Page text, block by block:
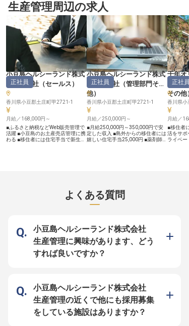
用、製造販売許可に関する書類管
理、品質や安全性に関する基準作成
まで、幅広い業務を通じてお客様の
笑顔を支えます。 委託製造メーカ
ーとの折衝や原料仕入れ先の品質管
理など、多岐にわたる業務であなた
の専門知識と経験を存分に発揮して
ください。 お客様への「おもてな
しの心」を品質という形で表現でき
る、やりがいのあるポジションで
す。 ーー【専門性を高め、キャリ
アを築く環境】 化粧品総括製造販
売責任者として、品質管理のプロフ
ェッショナルを目指せる環境です。
薬事申請関連書類の作成や各種届
出、行政への申請手続きなど、薬事
に関する業務も担当していただきま
す。 商品の成分表示やラベル、広
告・販促物の表示チェックを通じ
て、お客様に正確な情報をお届けす
る責任感と専門性が求められます。
社内教育にも携わり、チーム全体の
品質意識向上にも貢献できます。
体験をお届けしたいと願っていま
す。 栽培技術を磨きながら、自然
の恵みに感謝し、心を込めて働く喜
びを感じていただけるでしょう。地
域に根ざした温かい環境で、あなた
らしい働き方を見つけてください。
ーー【安定した環境で、あなたのキ
ャリアを応援】 月給168,000円〜
200,000円。安定した給与体系に加
え、賞与年2回、昇給年1回と、あ
なたの頑張りをしっかりと評価しま
す。 就職を機に島外から移住され
る方には、月25,000円の住宅手当
を支給し、新生活を応援。年間休日
115日でプライベートも充実させな
がら、長期的にキャリアを築ける環
境です。 ※2026年03月26日時点の
情報です
生産管理周辺の求人
小豆島ヘルシーランド株式
会社 本社 （セールス ）
正社員
香川県小豆郡土庄町甲2721-1
月給／168,000円～
■ふるさと納税などWeb販売管理で
活躍 ■小豆島のお土産売店管理に携
わる ■移住者には住宅手当で新生活
たる業務を通じて、地域の魅力を全
国に発信するやりがいを感じられま
【新しい環境での挑戦をサポート
し、成長を育む職場】 新しい地で
の挑戦を考えている方には、住宅手
当で新生活をしっかりとサポートい
たします。 年間休日115日とプライ
ベートも充実させながら、安定した
成長し、お客様に最高の体験を届け
ましょう。 ※2026年04月13日時点
の情報です
小豆島ヘルシーランド株式
会社 本社 （管理部門その
他）
正社員
香川県小豆郡土庄町甲2721-1
月給／250,000円～
■月給250,000円～350,000円で安
定した収入 ■島外からの移住者には
嬉しい住宅手当25,000円 ■薬剤師資
用、製造販売許可に関する書類管
理、品質や安全性に関する基準作成
まで、幅広い業務を通じてお客様の
理など、多岐にわたる業務であなた
の専門知識と経験を存分に発揮して
ください。 お客様への「おもてな
しの心」を品質という形で表現でき
す。 ーー【専門性を高め、キャリ
出、行政への申請手続きなど、薬事
に関する業務も担当していただきま
す。 商品の成分表示やラベル、広
告・販促物の表示チェックを通じ
て、お客様に正確な情報をお届けす
る責任感と専門性が求められます。
千年オ
your
その他
正社員
香川県小
月給／
■移住者
活をサポ
ライベー
ャリアを
境です
情報です
よくある質問
小豆島ヘルシーランド株式会社
生産管理に興味があります、どう
すれば良いですか？
小豆島ヘルシーランド株式会社
生産管理の近くで他にも採用募集
をしている施設はありますか？